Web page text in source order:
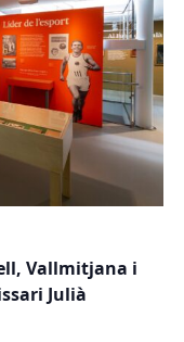
Vallmitjana i
Julià